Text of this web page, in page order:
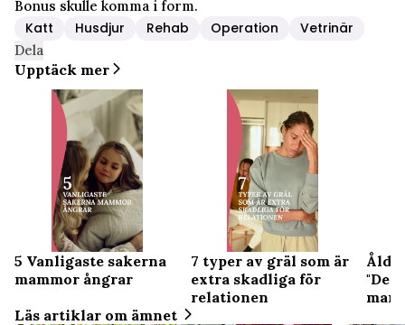
Bonus skulle komma i form.
Katt Husdjur Rehab Operation Vetrinär
Dela
Upptäck mer
5 Vanligaste sakerna
mammor ångrar
7 typer av gräl som är
extra skadliga för
relationen
"Det
man
Läs artiklar om ämnet